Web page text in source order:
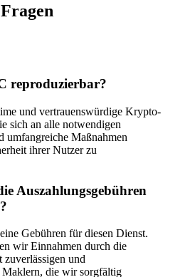
reproduzierbar?
und vertrauenswürdige Krypto-
sich an alle notwendigen
umfangreiche Maßnahmen
ihrer Nutzer zu
Auszahlungsgebühren
Gebühren für diesen Dienst.
wir Einnahmen durch die
zuverlässigen und
Maklern, die wir sorgfältig